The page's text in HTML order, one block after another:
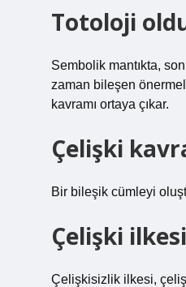
Totoloji
Sembolik mantıkta,
zaman bileşen
kavramı ortaya çıkar.
Çelişki
Bir bileşik cümleyi
Çelişki
Çelişkisizlik ilkesi,